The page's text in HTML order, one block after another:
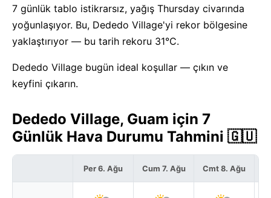
7 günlük tablo istikrarsız, yağış Thursday civarında
yoğunlaşıyor. Bu, Dededo Village'yi rekor bölgesine
yaklaştırıyor — bu tarih rekoru 31°C.
Dededo Village bugün ideal koşullar — çıkın ve
keyfini çıkarın.
Dededo Village, Guam için 7
Günlük Hava Durumu Tahmini 🇬🇺
Per 6. Ağu Cum 7. Ağu Cmt 8. Ağu